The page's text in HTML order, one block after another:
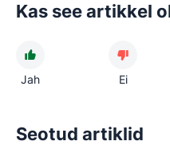
Kas see artikkel
Jah Ei
Seotud artiklid